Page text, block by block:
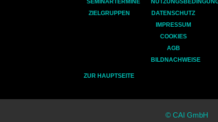
SEMINARTERMINE
ZIELGRUPPEN
DATENSCHUTZ
IMPRESSUM
COOKIES
AGB
BILDNACHWEISE
ZUR HAUPTSEITE
© CAI GmbH